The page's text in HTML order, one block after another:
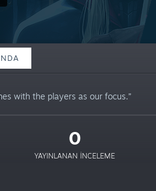
with the players as our focus.”
0
YAYINLANAN INCELEME